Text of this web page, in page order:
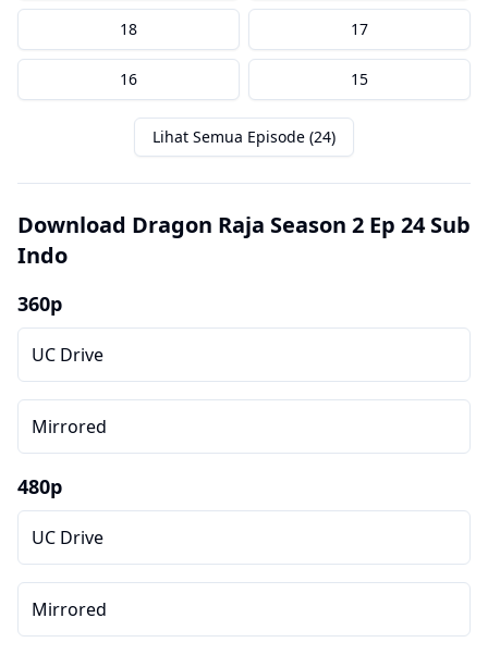
18 17
16 15
Lihat Semua Episode (24)
Download Dragon Raja Season 2 Ep 24 Sub
Indo
360p
UC Drive
Mirrored
480p
UC Drive
Mirrored